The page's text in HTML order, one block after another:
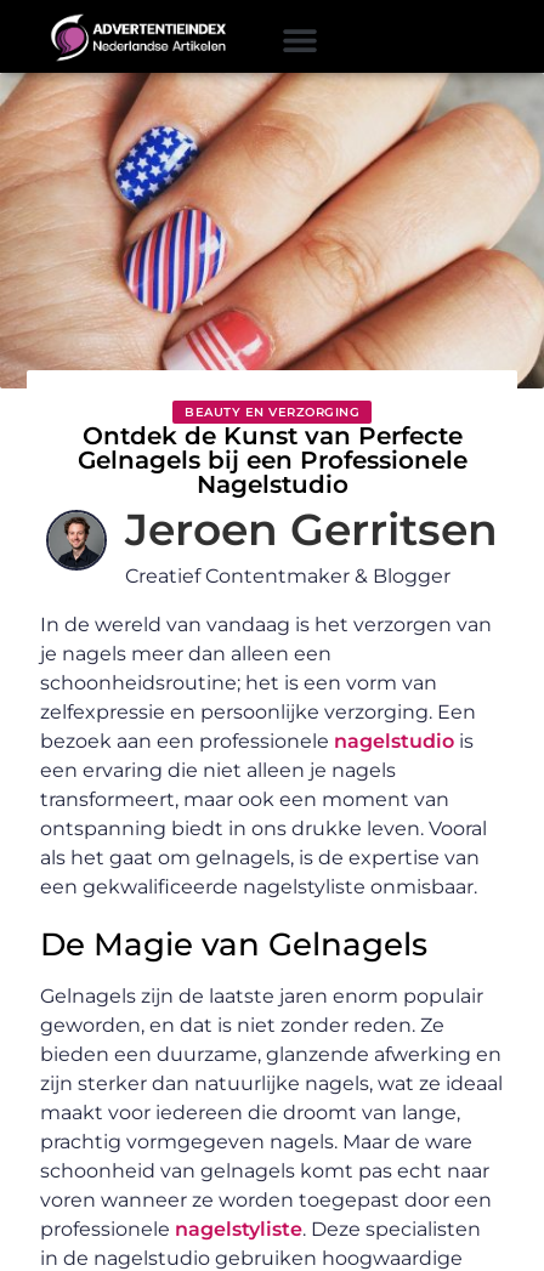
BEAUTY EN VERZORGING
Ontdek de Kunst van Perfecte
Gelnagels bij een Professionele
Nagelstudio
Jeroen Gerritsen
Creatief Contentmaker & Blogger
In de wereld van vandaag is het verzorgen van
je nagels meer dan alleen een
schoonheidsroutine; het is een vorm van
zelfexpressie en persoonlijke verzorging. Een
bezoek aan een professionele nagelstudio is
een ervaring die niet alleen je nagels
transformeert, maar ook een moment van
ontspanning biedt in ons drukke leven. Vooral
als het gaat om gelnagels, is de expertise van
een gekwalificeerde nagelstyliste onmisbaar.
De Magie van Gelnagels
Gelnagels zijn de laatste jaren enorm populair
geworden, en dat is niet zonder reden. Ze
bieden een duurzame, glanzende afwerking en
zijn sterker dan natuurlijke nagels, wat ze ideaal
maakt voor iedereen die droomt van lange,
prachtig vormgegeven nagels. Maar de ware
schoonheid van gelnagels komt pas echt naar
voren wanneer ze worden toegepast door een
professionele nagelstyliste. Deze specialisten
in de nagelstudio gebruiken hoogwaardige